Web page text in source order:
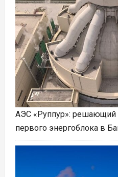
АЭС «Руппур»: решающий
первого энергоблока в